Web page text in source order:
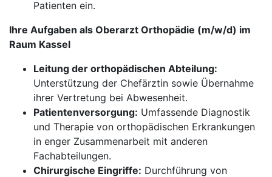
Patienten ein.
Ihre Aufgaben als Oberarzt Orthopädie (m/w/d) im
Raum Kassel
Leitung der orthopädischen Abteilung:
Unterstützung der Chefärztin sowie Übernahme
ihrer Vertretung bei Abwesenheit.
Patientenversorgung: Umfassende Diagnostik
und Therapie von orthopädischen Erkrankungen
in enger Zusammenarbeit mit anderen
Fachabteilungen.
Chirurgische Eingriffe: Durchführung von